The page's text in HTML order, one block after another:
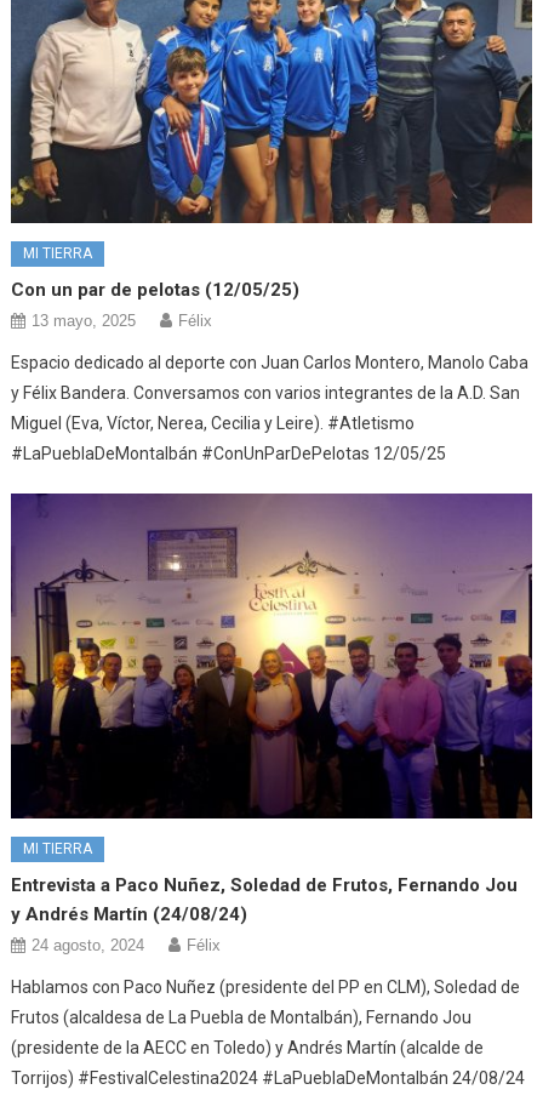
MI TIERRA
Con un par de pelotas (12/05/25)
13 mayo, 2025 Félix
Espacio dedicado al deporte con Juan Carlos Montero, Manolo Caba
y Félix Bandera. Conversamos con varios integrantes de la A.D. San
Miguel (Eva, Víctor, Nerea, Cecilia y Leire). #Atletismo
#LaPueblaDeMontalbán #ConUnParDePelotas 12/05/25
MI TIERRA
Entrevista a Paco Nuñez, Soledad de Frutos, Fernando Jou
y Andrés Martín (24/08/24)
24 agosto, 2024 Félix
Hablamos con Paco Nuñez (presidente del PP en CLM), Soledad de
Frutos (alcaldesa de La Puebla de Montalbán), Fernando Jou
(presidente de la AECC en Toledo) y Andrés Martín (alcalde de
Torrijos) #FestivalCelestina2024 #LaPueblaDeMontalbán 24/08/24